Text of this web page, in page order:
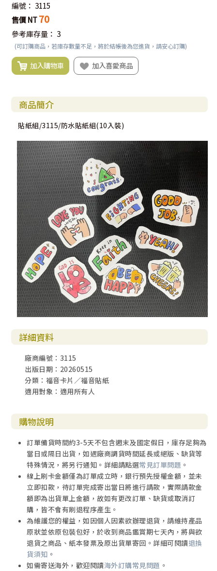
編號： 3115
售價 NT 70
參考庫存量： 3
(可訂購商品，若庫存數量不足，將於結帳後為您進貨，請安心訂購)
加入購物車 加入喜愛商品
商品簡介
貼紙組/3115/防水貼紙組(10入裝)
詳細資料
廠商編號：3115
出版日期：20260515
分類：福音卡片／福音貼紙
適用對象：適用所有人
購物說明
訂單備貨時間約3-5天不包含週末及國定假日，庫存足夠為
當日或隔日出貨，如遇廠商調貨時間延長或絕版、缺貨等
特殊情況，將另行通知。詳細請點選常見訂單問題 。
線上刷卡金額僅為訂單成立時，銀行預先授權金額，並未
立即扣款，待訂單完成寄出當日將進行請款，實際請款金
額即為出貨單上金額，故如有更改訂單、缺貨或取消訂
購，皆不會有刷退程序產生。
為維護您的權益，如因個人因素欲辦理退貨，請維持產品
原狀並依原包裝包好，於收到商品鑑賞期七天內，將與欲
退貨之商品、紙本發票及原出貨單寄回。詳細可閱讀退換
貨須知 。
如需寄送海外，歡迎閱讀海外訂購常見問題 。